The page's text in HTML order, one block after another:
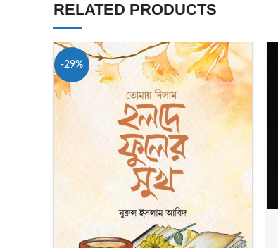
RELATED PRODUCTS
-29%